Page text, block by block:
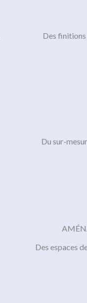
Des finitions
Du sur-
Des espaces